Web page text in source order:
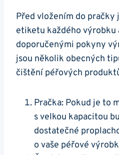
Před vložením do
etiketu každého výrobku
doporučenými pokyny
jsou několik obecných
čištění péřových
Pračka: Pokud je to
s velkou kapacitou
dostatečné
o vaše péřové